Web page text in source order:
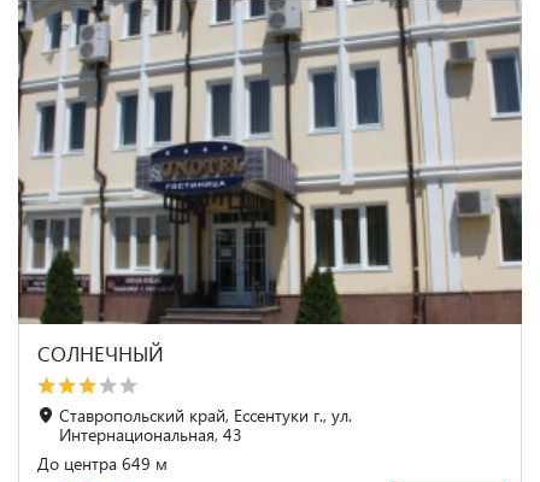
СОЛНЕЧНЫЙ
Ставропольский край, Ессентуки г., ул.
Интернациональная, 43
До центра 649 м